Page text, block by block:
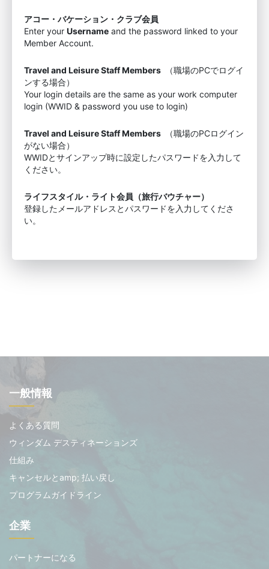
アコー・バケーション・クラブ会員
Enter your Username and the password linked to your
Member Account.
Travel and Leisure Staff Members
（職場のPCでログイ
ンする場合）
Your login details are the same as your work computer
login (WWID & password you use to login)
Travel and Leisure Staff Members
（職場のPCログイン
がない場合）
WWIDとサインアップ時に設定したパスワードを入力して
ください。
ライフスタイル・ライト会員（旅行バウチャー）
登録したメールアドレスとパスワードを入力してくださ
い。
一般情報
よくある質問
ウィンダム デスティネーションズ
仕組み
キャンセルとamp; 払い戻し
プログラムガイドライン
企業
パートナーになる